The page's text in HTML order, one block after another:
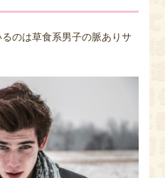
のは草食系男子の脈ありサ